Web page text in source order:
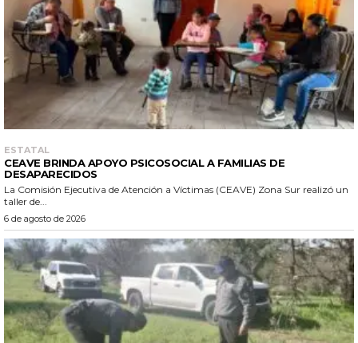
ESTATAL
CEAVE BRINDA APOYO PSICOSOCIAL A FAMILIAS DE
DESAPARECIDOS
La Comisión Ejecutiva de Atención a Víctimas (CEAVE) Zona Sur realizó un
taller de...
6 de agosto de 2026